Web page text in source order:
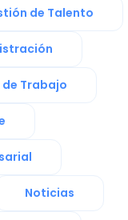
de Talento
Trabajo
Noticias